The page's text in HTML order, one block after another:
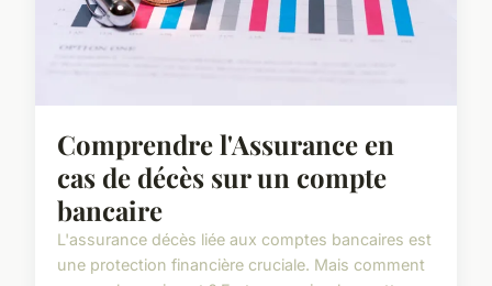
Comprendre l'Assurance en
cas de décès sur un compte
bancaire
L'assurance décès liée aux comptes bancaires est
une protection financière cruciale. Mais comment